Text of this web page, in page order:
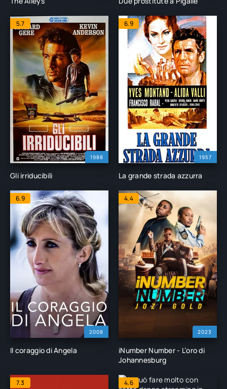
1988
5.7
Gli irriducibili
1957
6.9
La grande strada azzurra
2008
6.9
Il coraggio di Angela
2023
4.4
iNumber Number - L’oro di
Johannesburg
7.3 4.6